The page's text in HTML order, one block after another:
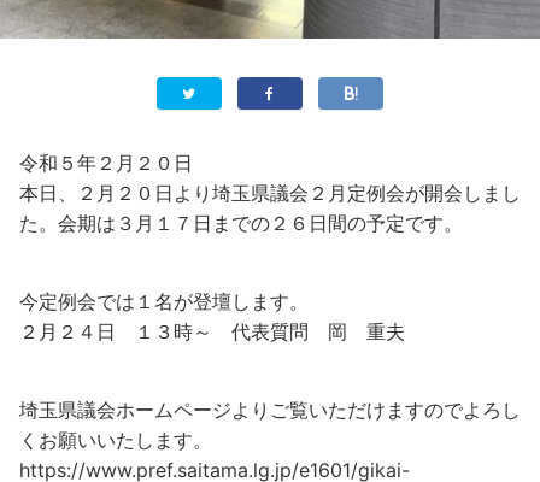
令和５年２月２０日
本日、２月２０日より埼玉県議会２月定例会が開会しまし
た。会期は３月１７日までの２６日間の予定です。
今定例会では１名が登壇します。
２月２４日 １３時～ 代表質問 岡 重夫
埼玉県議会ホームページよりご覧いただけますのでよろし
くお願いいたします。
https://www.pref.saitama.lg.jp/e1601/gikai-